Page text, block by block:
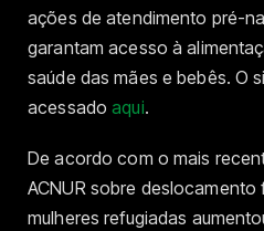
ações de atendimento pré-
garantam acesso à
saúde das mães e bebês. O
acessado aqui.
De acordo com o mais
ACNUR sobre
mulheres refugiadas